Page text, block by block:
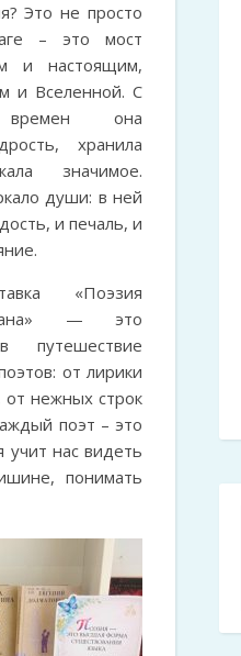
Это не просто
– это мост
и настоящим,
и Вселенной. С
времен она
хранила
значимое.
души: в ней
и печаль, и
«Поэзия
— это
путешествие
от лирики
нежных строк
поэт – это
нас видеть
понимать